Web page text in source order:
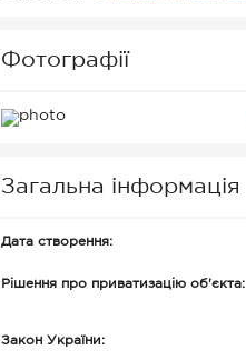
Фотографії
Загальна інформація
Дата створення:
Рішення про приватизацію об'єкта:
Закон України: